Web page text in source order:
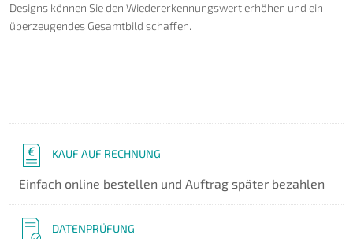
Designs können Sie den Wiedererkennungswert erhöhen und ein
überzeugendes Gesamtbild schaffen.
KAUF AUF RECHNUNG
Einfach online bestellen und Auftrag später bezahlen
DATENPRÜFUNG